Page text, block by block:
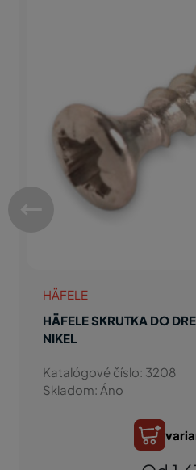
HÄFELE
HÄFELE SKRUTKA DO
NIKEL
Katalógové číslo: 3208
Skladom: Áno